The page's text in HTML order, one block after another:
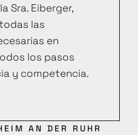
Sra. Eiberger,
las
en
los pasos
y competencia.
AN DER RUHR